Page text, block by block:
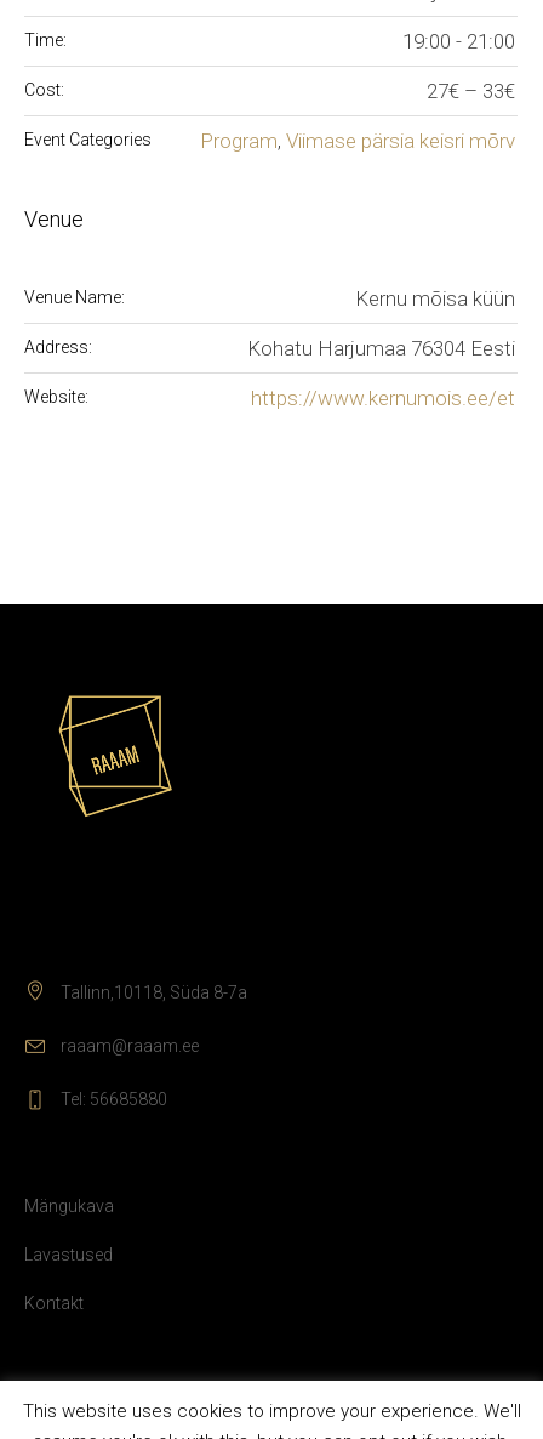
Time: 19:00 - 21:00
Cost: 27€ – 33€
Event Categories Program,Viimase pärsia keisri mõrv
Venue
Venue Name: Kernu mõisa küün
Address: Kohatu Harjumaa 76304 Eesti
Website: https://www.kernumois.ee/et
Tallinn,10118, Süda 8-7a
raaam@raaam.ee
Tel: 56685880
Mängukava
Lavastused
Kontakt
This website uses cookies to improve your experience. We'll